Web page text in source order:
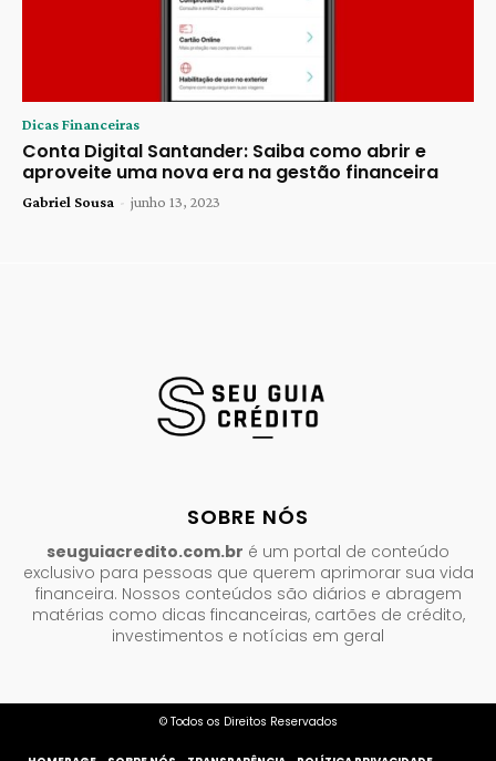
Dicas Financeiras
Conta Digital Santander: Saiba como abrir e
aproveite uma nova era na gestão financeira
Gabriel Sousa - junho 13, 2023
SOBRE NÓS
seuguiacredito.com.br é um portal de conteúdo
exclusivo para pessoas que querem aprimorar sua vida
financeira. Nossos conteúdos são diários e abragem
matérias como dicas fincanceiras, cartões de crédito,
investimentos e notícias em geral
© Todos os Direitos Reservados